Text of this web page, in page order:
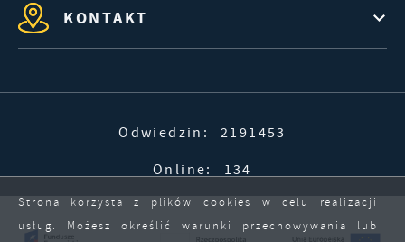
KONTAKT
Odwiedzin: 2191453
Online: 134
Strona korzysta z plików cookies w celu realizacji
usług. Możesz określić warunki przechowywania lub